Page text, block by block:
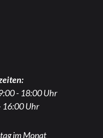
- 18:00 Uhr
16:00 Uhr
im Monat